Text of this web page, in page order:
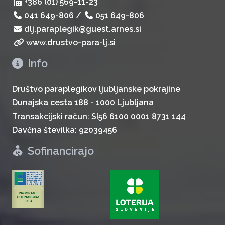
041 649-806 /
051 649-806
dlj.paraplegik@guest.arnes.si
www.drustvo-para-lj.si
Info
Društvo paraplegikov ljubljanske pokrajine
Dunajska cesta 188 - 1000 Ljubljana
Transakcijski račun: SI56 6100 0001 8731 144
Davčna številka: 92039456
zurück
Sofinancirajo